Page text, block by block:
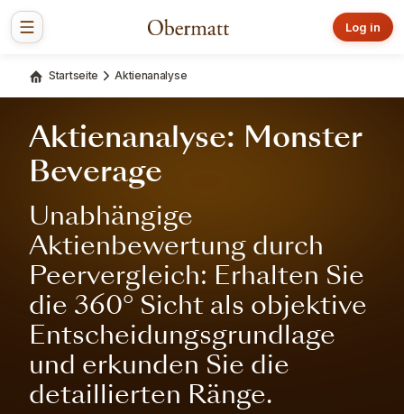
Log in
Startseite Aktienanalyse
Aktienanalyse: Monster
Beverage
Unabhängige
Aktienbewertung durch
Peervergleich: Erhalten Sie
die 360° Sicht als objektive
Entscheidungsgrundlage
und erkunden Sie die
detaillierten Ränge.